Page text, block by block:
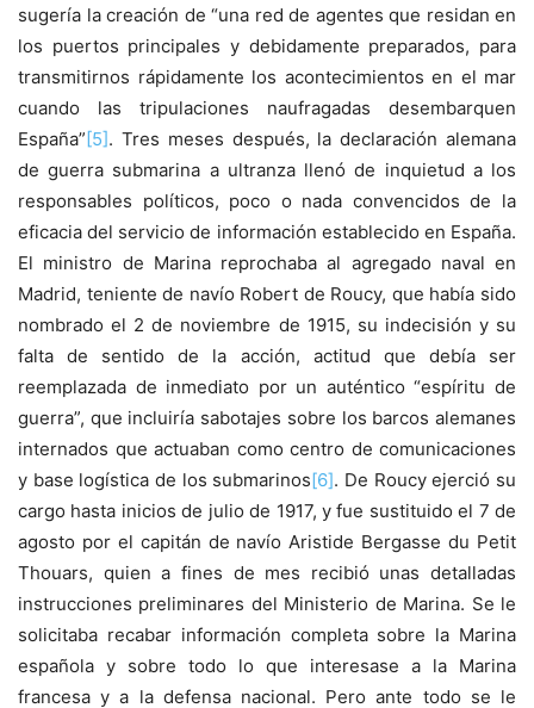
sugería la creación de “una red de agentes que residan en
los puertos principales y debidamente preparados, para
transmitirnos rápidamente los acontecimientos en el mar
cuando las tripulaciones naufragadas desembarquen
España” [5]. Tres meses después, la declaración alemana
de guerra submarina a ultranza llenó de inquietud a los
responsables políticos, poco o nada convencidos de la
eficacia del servicio de información establecido en España.
El ministro de Marina reprochaba al agregado naval en
Madrid, teniente de navío Robert de Roucy, que había sido
nombrado el 2 de noviembre de 1915, su indecisión y su
falta de sentido de la acción, actitud que debía ser
reemplazada de inmediato por un auténtico “espíritu de
guerra”, que incluiría sabotajes sobre los barcos alemanes
internados que actuaban como centro de comunicaciones
y base logística de los submarinos[6]. De Roucy ejerció su
cargo hasta inicios de julio de 1917, y fue sustituido el 7 de
agosto por el capitán de navío Aristide Bergasse du Petit
Thouars, quien a fines de mes recibió unas detalladas
instrucciones preliminares del Ministerio de Marina. Se le
solicitaba recabar información completa sobre la Marina
española y sobre todo lo que interesase a la Marina
francesa y a la defensa nacional. Pero ante todo se le